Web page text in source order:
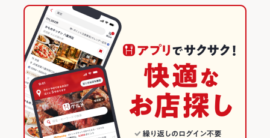
バリアフリ
なし ：お困りのことがございましたら、お気軽にご相談くださ
いませ。
あり ：専用駐車場を設けております。
バンド演奏 可
その他設備 お気軽にご相談くださいませ。
その他
飲み放題 あり ：飲み放題をご用意しております。
香川 × 創作デザート 生ハム チーズケーキ
味噌ラーメン 醤油ラーメン ざるそば
丸亀･坂出･宇多津･善通寺･多度津のグルメランキング
丸亀･坂出･宇多津･善通寺･多度津の居酒屋ランキング
宇多津のグルメランキング
宇多津の居酒屋ランキング